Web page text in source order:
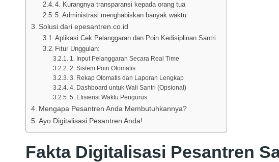
4. Kurangnya transparansi kepada orang tua
5. Administrasi menghabiskan banyak waktu
Solusi dari epesantren.co.id
Aplikasi Cek Pelanggaran dan Poin Kedisiplinan Santri
Fitur Unggulan:
1. Input Pelanggaran Secara Real Time
2. Sistem Poin Otomatis
3. Rekap Otomatis dan Laporan Lengkap
4. Dashboard untuk Wali Santri (Opsional)
5. Efisiensi Waktu Pengurus
Mengapa Pesantren Anda Membutuhkannya?
Ayo Digitalisasi Pesantren Anda!
Fakta Digitalisasi Pesantren